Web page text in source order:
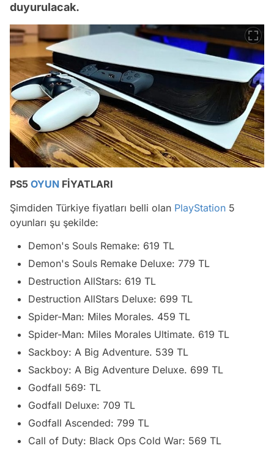
duyurulacak.
PS5 OYUN FİYATLARI
Şimdiden Türkiye fiyatları belli olan PlayStation 5
oyunları şu şekilde:
Demon's Souls Remake: 619 TL
Demon's Souls Remake Deluxe: 779 TL
Destruction AllStars: 619 TL
Destruction AllStars Deluxe: 699 TL
Spider-Man: Miles Morales. 459 TL
Spider-Man: Miles Morales Ultimate. 619 TL
Sackboy: A Big Adventure. 539 TL
Sackboy: A Big Adventure Deluxe. 699 TL
Godfall 569: TL
Godfall Deluxe: 709 TL
Godfall Ascended: 799 TL
Call of Duty: Black Ops Cold War: 569 TL